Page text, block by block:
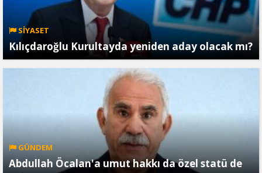
SİYASET
Kılıçdaroğlu Kurultayda yeniden aday olacak mı?
GÜNDEM
Abdullah Öcalan'a umut hakkı da özel statü de